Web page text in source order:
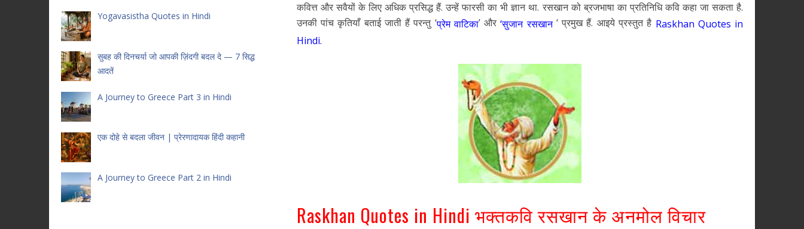
कवित्त और सवैयों के लिए अधिक प्रसिद्ध हैं. उन्हें फारसी का भी ज्ञान था. रसखान को ब्रजभाषा का प्रतिनिधि कवि कहा जा सकता है.
उनकी पांच कृतियाँ बताई जाती हैं परन्तु ‘प्रेम वाटिका’ और‘सुजान रसखान‘ प्रमुख हैं. आइये प्रस्तुत है Raskhan Quotes in
Hindi.
Raskhan Quotes in Hindi भक्तकवि रसखान के अनमोल विचार
Yogavasistha Quotes in Hindi
सुबह की दिनचर्या जो आपकी ज़िंदगी बदल दे — 7 सिद्ध
आदतें
A Journey to Greece Part 3 in Hindi
एक दोहे से बदला जीवन | प्रेरणादायक हिंदी कहानी
A Journey to Greece Part 2 in Hindi